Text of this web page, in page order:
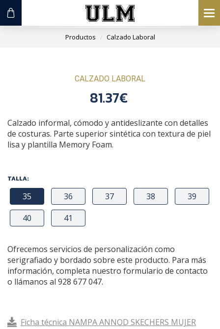
Productos Calzado Laboral
CALZADO LABORAL
81.37€
Calzado informal, cómodo y antideslizante con detalles
de costuras. Parte superior sintética con textura de piel
lisa y plantilla Memory Foam.
TALLA:
35 36 37 38
39
40
41
Ofrecemos servicios de personalización como
serigrafiado y bordado sobre este producto. Para más
información, completa nuestro formulario de contacto
o llámanos al 928 677 047.
Ficha técnica NAMPA ANNOD SKECHERS MUJER